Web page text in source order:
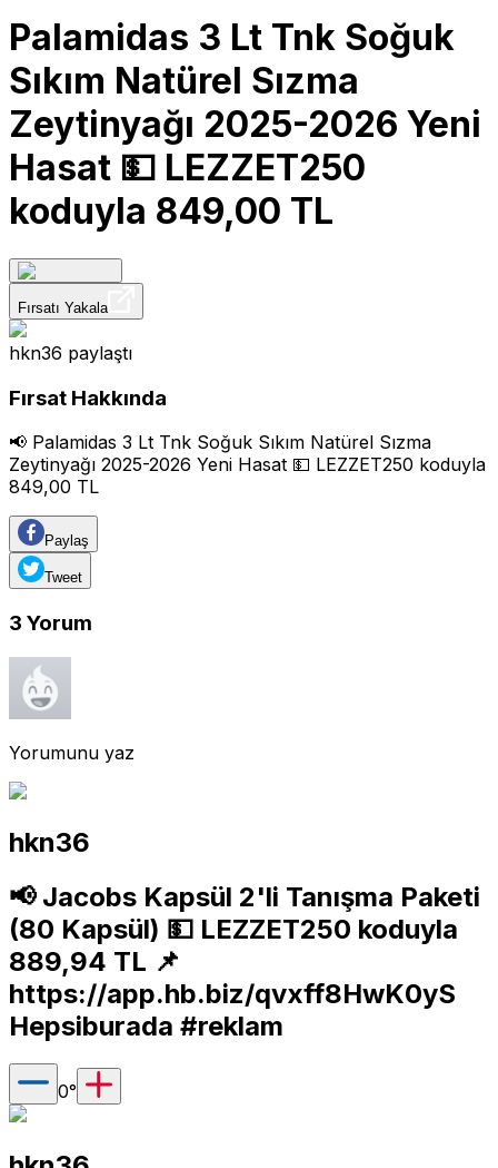
Palamidas 3 Lt Tnk Soğuk
Sıkım Natürel Sızma
Zeytinyağı 2025-2026 Yeni
Hasat 💵 LEZZET250
koduyla 849,00 TL
Fırsatı Yakala
hkn36 paylaştı
Fırsat Hakkında
📢 Palamidas 3 Lt Tnk Soğuk Sıkım Natürel Sızma
Zeytinyağı 2025-2026 Yeni Hasat 💵 LEZZET250 koduyla
849,00 TL
Paylaş
Tweet
3 Yorum
Yorumunu yaz
hkn36
📢 Jacobs Kapsül 2'li Tanışma Paketi
(80 Kapsül) 💵 LEZZET250 koduyla
889,94 TL 📌
https://app.hb.biz/qvxff8HwK0yS
Hepsiburada #reklam
0°